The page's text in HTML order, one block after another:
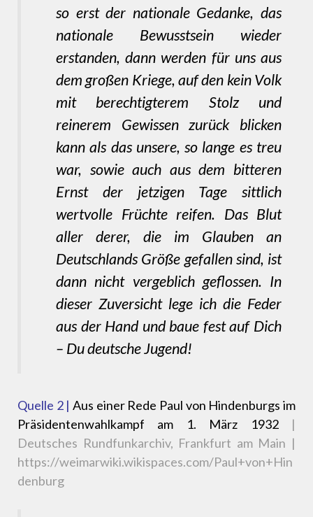
so erst der nationale Gedanke, das
nationale Bewusstsein wieder
erstanden, dann werden für uns aus
dem großen Kriege, auf den kein Volk
mit berechtigterem Stolz und
reinerem Gewissen zurück blicken
kann als das unsere, so lange es treu
war, sowie auch aus dem bitteren
Ernst der jetzigen Tage sittlich
wertvolle Früchte reifen. Das Blut
aller derer, die im Glauben an
Deutschlands Größe gefallen sind, ist
dann nicht vergeblich geflossen. In
dieser Zuversicht lege ich die Feder
aus der Hand und baue fest auf Dich
– Du deutsche Jugend!
Quelle 2 | Aus einer Rede Paul von Hindenburgs im
Präsidentenwahlkampf am 1. März 1932 |
Deutsches Rundfunkarchiv, Frankfurt am Main |
https://weimarwiki.wikispaces.com/Paul+von+Hin
denburg